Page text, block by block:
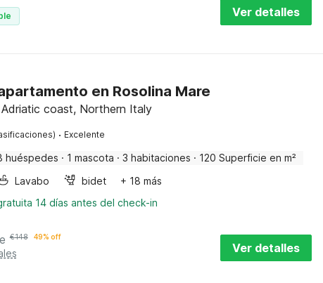
Ver detalles
en Rosolina Mare
coast, Northern Italy
· Excelente
huéspedes · 1 mascota · 3 habitaciones · 120 Superficie en m²
Lavabo bidet
+ 18 más
14 días antes del check-in
€148 49% off
Ver detalles